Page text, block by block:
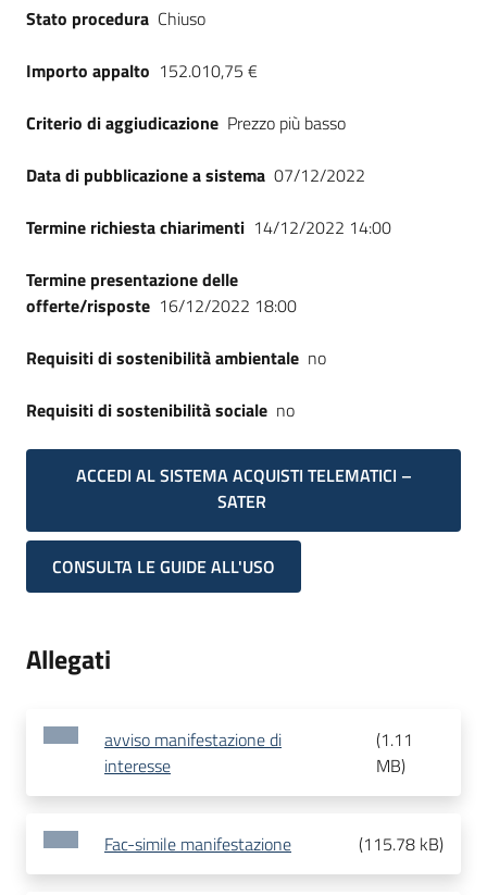
Stato procedura Chiuso
Importo appalto 152.010,75 €
Criterio di aggiudicazione Prezzo più basso
Data di pubblicazione a sistema 07/12/2022
Termine richiesta chiarimenti 14/12/2022 14:00
Termine presentazione delle
offerte/risposte 16/12/2022 18:00
Requisiti di sostenibilità ambientale no
Requisiti di sostenibilità sociale no
ACCEDI AL SISTEMA ACQUISTI TELEMATICI –
SATER
CONSULTA LE GUIDE ALL'USO
Allegati
avviso manifestazione di
interesse
(1.11
MB)
Fac-simile manifestazione (115.78 kB)